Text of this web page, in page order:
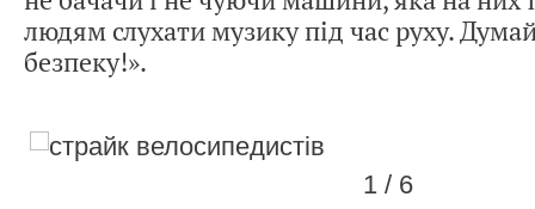
людям слухати музику під час руху.
безпеку!».
1 / 6